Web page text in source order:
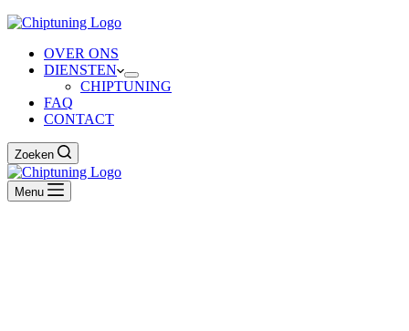
OVER ONS
DIENSTEN
CHIPTUNING
FAQ
CONTACT
Zoeken
Menu